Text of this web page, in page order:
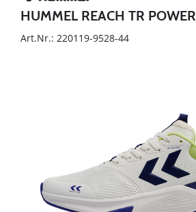
HUMMEL REACH TR POWER
Art.Nr.: 220119-9528-44